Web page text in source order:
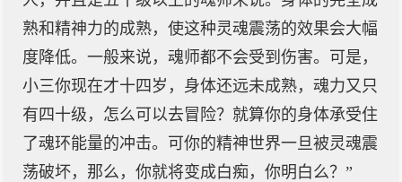
熟和精神力的成熟，使这种灵魂震荡的效果会大幅
度降低。一般来说，魂师都不会受到伤害。可是，
小三你现在才十四岁，身体还远未成熟，魂力又只
有四十级，怎么可以去冒险？就算你的身体承受住
了魂环能量的冲击。可你的精神世界一旦被灵魂震
荡破坏，那么，你就将变成白痴，你明白么？”